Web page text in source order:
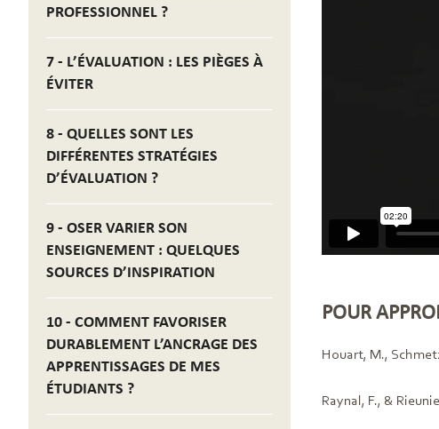
PROFESSIONNEL ?
7 - L’ÉVALUATION : LES PIÈGES À
ÉVITER
8 - QUELLES SONT LES
DIFFÉRENTES STRATÉGIES
D’ÉVALUATION ?
9 - OSER VARIER SON
ENSEIGNEMENT : QUELQUES
SOURCES D’INSPIRATION
10 - COMMENT FAVORISER
DURABLEMENT L’ANCRAGE DES
APPRENTISSAGES DE MES
ÉTUDIANTS ?
POUR
Houart, M.,
Raynal, F., &